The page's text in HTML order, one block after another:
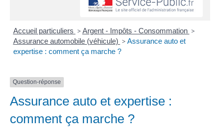
Accueil particuliers > Argent - Impôts - Consommation >
Assurance automobile (véhicule) > Assurance auto et
expertise : comment ça marche ?
Question-réponse
Assurance auto et expertise :
comment ça marche ?